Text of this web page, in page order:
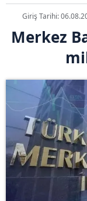
Giriş Tarihi:
Merkez